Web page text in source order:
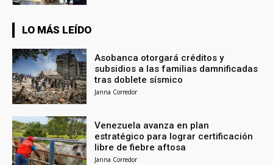
LO MÁS LEÍDO
Asobanca otorgará créditos y
subsidios a las familias damnificadas
tras doblete sísmico
Janna Corredor
Venezuela avanza en plan
estratégico para lograr certificación
libre de fiebre aftosa
Janna Corredor